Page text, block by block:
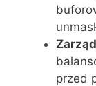
przed